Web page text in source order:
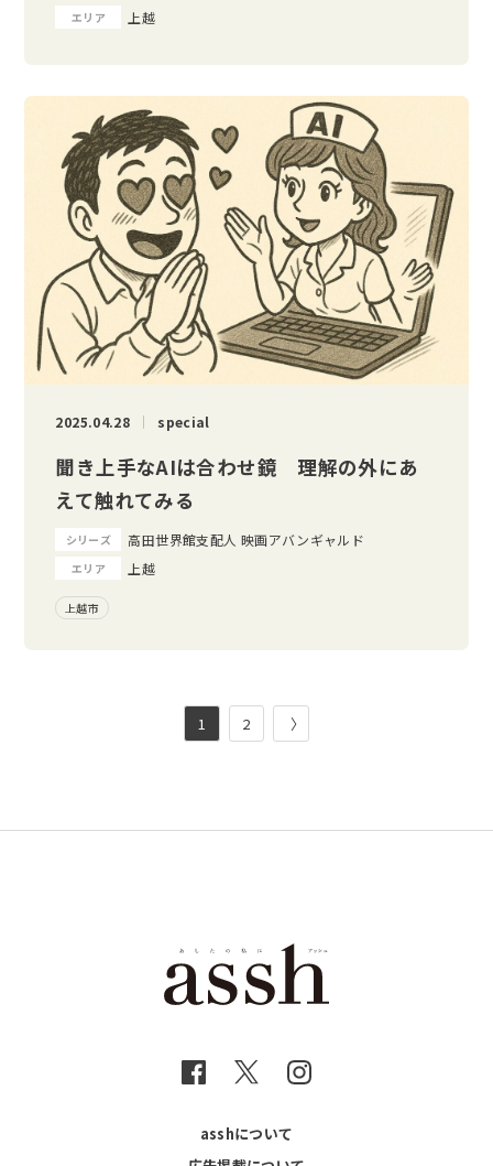
エリア 上越
2025.04.28 special
聞き上手なAIは合わせ鏡 理解の外にあ
えて触れてみる
シリーズ 高田世界館支配人 映画アバンギャルド
エリア 上越
上越市
1 2 〉
asshについて